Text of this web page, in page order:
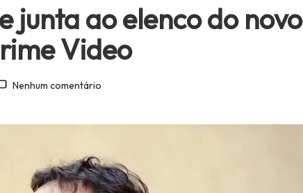
junta ao elenco do novo
Video
Nenhum comentário